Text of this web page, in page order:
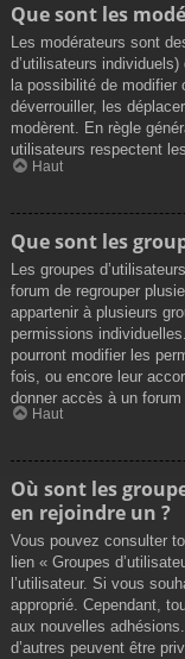
Que sont les
Les modérateurs sont
d’utilisateurs
la possibilité de
déverrouiller, les
modèrent. En règle
utilisateurs respectent
Haut
Que sont les
Les groupes
forum de regrouper
appartenir à plusieurs
permissions
pourront modifier les
fois, ou encore leur
donner accès à un forum
Haut
Où sont les
en rejoindre un ?
Vous pouvez consulter
lien « Groupes
l’utilisateur. Si vous
approprié. Cependant,
aux nouvelles
d’autres peuvent être